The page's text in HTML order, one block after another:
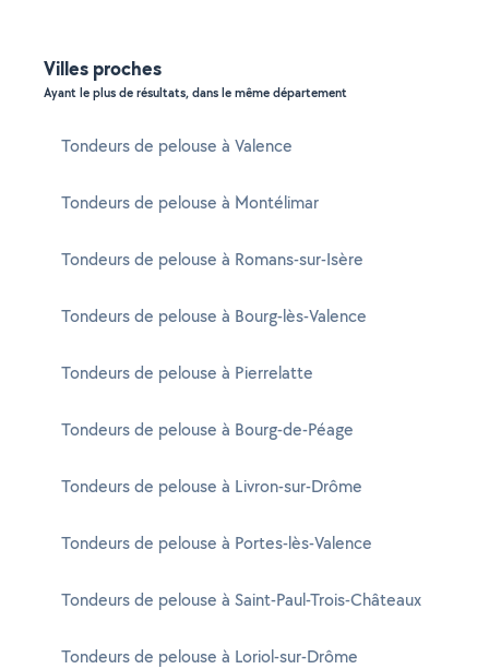
Villes proches
Ayant le plus de résultats, dans le même département
Tondeurs de pelouse à Valence
Tondeurs de pelouse à Montélimar
Tondeurs de pelouse à Romans-sur-Isère
Tondeurs de pelouse à Bourg-lès-Valence
Tondeurs de pelouse à Pierrelatte
Tondeurs de pelouse à Bourg-de-Péage
Tondeurs de pelouse à Livron-sur-Drôme
Tondeurs de pelouse à Portes-lès-Valence
Tondeurs de pelouse à Saint-Paul-Trois-Châteaux
Tondeurs de pelouse à Loriol-sur-Drôme